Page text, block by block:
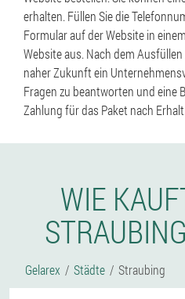
erhalten. Füllen Sie die
Formular auf der Website in
Website aus. Nach dem
naher Zukunft ein
Fragen zu beantworten und eine
Zahlung für das Paket nach Erhalt.
WIE
Gelarex Städte Straubing